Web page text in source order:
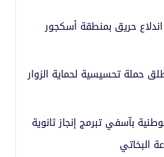
حريق بمنطقة أسكجور
حملة تحسيسية لحماية الزوار
بآسفي تبرمج إنجاز ثانوية
البخاتي